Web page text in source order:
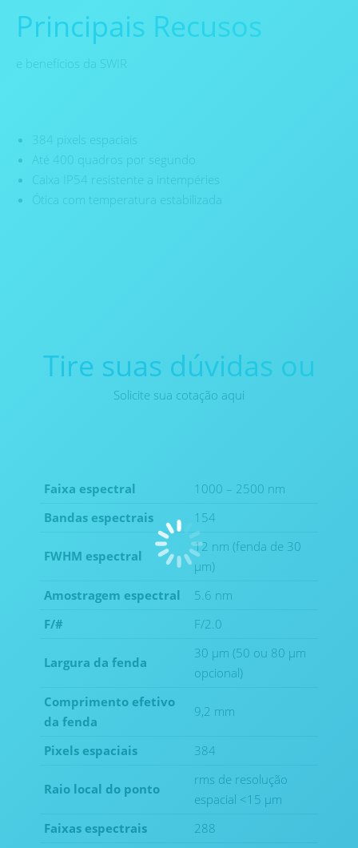
Principais Recusos
e benefícios da SWIR
384 pixels espaciais
Até 400 quadros por segundo
Caixa IP54 resistente a intempéries
Ótica com temperatura estabilizada
Tire suas dúvidas ou
Solicite sua cotação aqui
Faixa espectral
1000 – 2500 nm
Bandas espectrais
154
FWHM espectral
12 nm (fenda de 30
µm)
Amostragem espectral
5.6 nm
F/#
F/2.0
Largura da fenda
30 µm (50 ou 80 µm
opcional)
Comprimento efetivo
da fenda
9,2 mm
Pixels espaciais 384
Raio local do ponto
rms de resolução
espacial <15 µm
Faixas espectrais
288